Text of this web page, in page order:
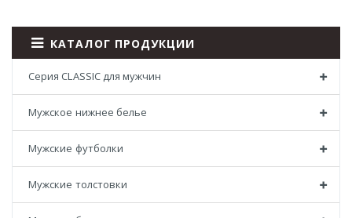
КАТАЛОГ ПРОДУКЦИИ
Серия CLASSIC для мужчин
Мужское нижнее белье
Мужские футболки
Мужские толстовки